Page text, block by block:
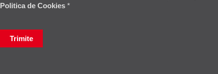
Politica de Cookies *
Trimite